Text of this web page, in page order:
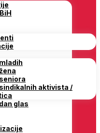
aktivista /
glas